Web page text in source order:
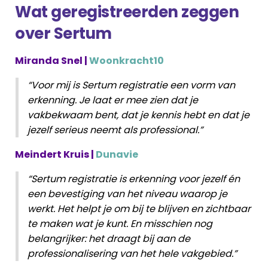
Wat geregistreerden zeggen
over Sertum
Miranda Snel |Woonkracht10
“Voor mij is Sertum registratie een vorm van
erkenning. Je laat er mee zien dat je
vakbekwaam bent, dat je kennis hebt en dat je
jezelf serieus neemt als professional.”
Meindert Kruis | Dunavie
“Sertum registratie is erkenning voor jezelf én
een bevestiging van het niveau waarop je
werkt. Het helpt je om bij te blijven en zichtbaar
te maken wat je kunt. En misschien nog
belangrijker: het draagt bij aan de
professionalisering van het hele vakgebied.”